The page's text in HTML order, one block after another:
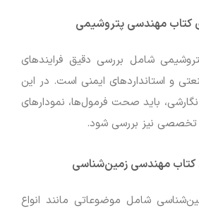
کتاب مهندسی پتروشیمی
شامل بررسی دقیق فرایندهای
و استانداردهای ایمنی است. در این
نگارشی، باید صحت فرمول‌ها، نمودارهای
تخصصی نیز بررسی شود.
کتاب مهندسی زمین‌شناسی
شامل موضوعاتی مانند انواع